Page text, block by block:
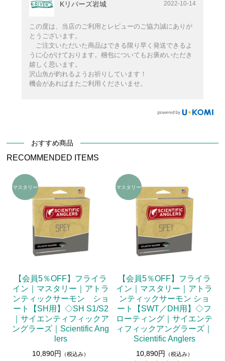
Kリバーズ岩城 2022-10-14
この度は、当店のご利用とレビューのご協力誠にありが
とうございます。
ご注文いただいた商品はできる限り早く発送できるよ
うに心がけております。梱包についてもお褒めいただき
嬉しく思います。
沢山魚が釣れるようお祈りしています！
機会があればまたご利用くださいませ。
おすすめ商品
RECOMMENDED ITEMS
【会員5％OFF】フライラ
イン｜マスタリー｜アトラ
ンティックサーモン ショ
ート【SH用】◇SH S1/S2
｜サイエンティフィックア
ングラーズ｜Scientific Ang
lers
10,890円 （税込み）
【会員5％OFF】フライラ
イン｜マスタリー｜アトラ
ンティックサーモン ショ
ート【SWT／DH用】◇フ
ローティング｜サイエンテ
ィフィックアングラーズ｜
Scientific Anglers
10,890円
（税込み）